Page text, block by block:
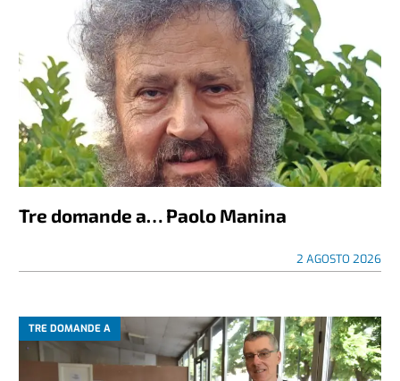
Tre domande a… Paolo Manina
2 AGOSTO 2026
TRE DOMANDE A